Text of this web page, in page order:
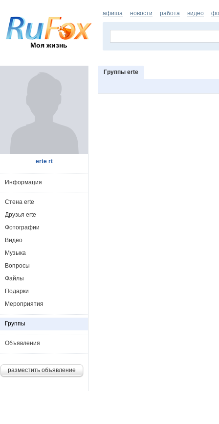
Моя жизнь
афиша новости работа видео
Группы erte
erte rt
Информация
Стена erte
Друзья erte
Фотографии
Видео
Музыка
Вопросы
Файлы
Подарки
Мероприятия
Группы
Объявления
разместить объявление